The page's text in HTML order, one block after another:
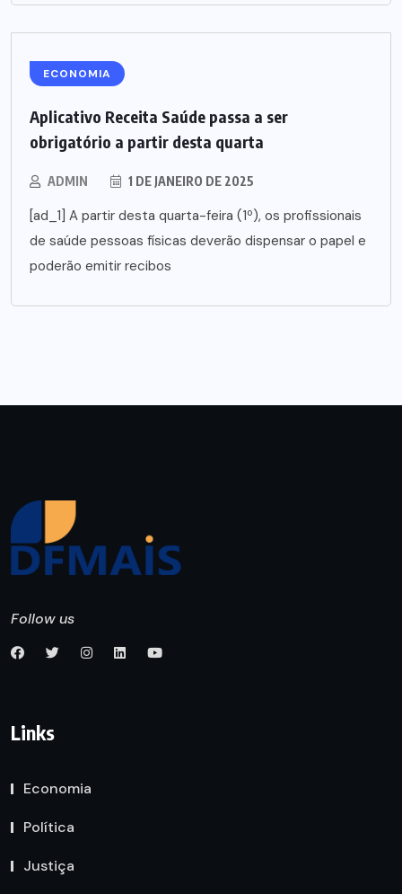
ECONOMIA
Aplicativo Receita Saúde passa a ser
obrigatório a partir desta quarta
ADMIN 1 DE JANEIRO DE 2025
[ad_1] A partir desta quarta-feira (1º), os profissionais
de saúde pessoas físicas deverão dispensar o papel e
poderão emitir recibos
Follow us
Links
Economia
Política
Justiça